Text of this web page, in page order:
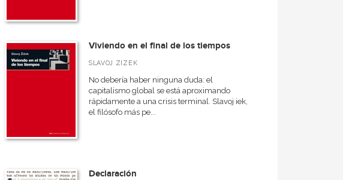
Viviendo en el final de los tiempos
SLAVOJ ZIZEK
No debería haber ninguna duda: el
capitalismo global se está aproximando
rápidamente a una crisis terminal. Slavoj iek,
el filósofo más pe...
Declaración